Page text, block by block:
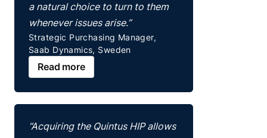
a natural choice to turn to them
whenever issues arise.”
Strategic Purchasing Manager,
Saab Dynamics, Sweden
Read more
“Acquiring the Quintus HIP allows